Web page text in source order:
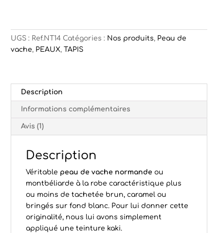
UGS : Ref.NT14 Catégories : Nos produits, Peau de
vache, PEAUX, TAPIS
Description
Informations complémentaires
Avis (1)
Description
Véritable peau de vache normande ou
montbéliarde à la robe caractéristique plus
ou moins de tachetée brun, caramel ou
bringés sur fond blanc. Pour lui donner cette
originalité, nous lui avons simplement
appliqué une teinture kaki.